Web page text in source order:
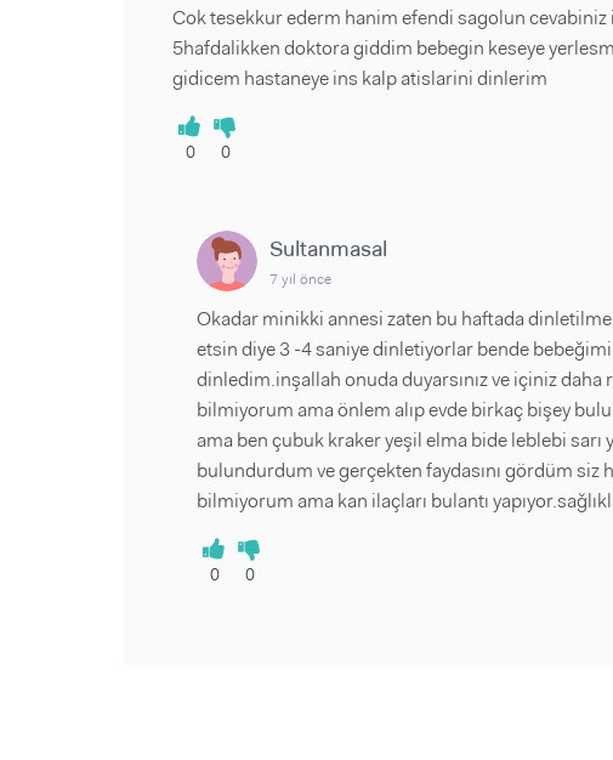
Cok tesekkur ederm hanim efendi sagolun
5hafdalikken doktora giddim bebegin keseye
gidicem hastaneye ins kalp atislarini dinlerim
0 0
Sultanmasal
7 yıl önce
Okadar minikki annesi zaten bu haftada
etsin diye 3 -4 saniye dinletiyorlar bende
dinledim.inşallah onuda duyarsınız ve içiniz daha
bilmiyorum ama önlem alıp evde birkaç bişey
ama ben çubuk kraker yeşil elma bide leblebi sarı
bulundurdum ve gerçekten faydasını gördüm siz
bilmiyorum ama kan ilaçları bulantı
0 0